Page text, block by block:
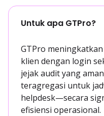
Untuk apa GTPro?
GTPro
klien dengan login
jejak audit yang
teragregasi untuk
helpdesk—secara
efisiensi operasional.